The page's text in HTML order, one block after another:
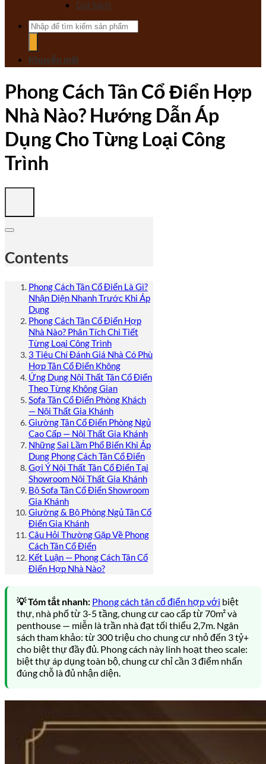
Giá Sách
Tìm
kiếm:
Khuyến mãi
Phong Cách Tân Cổ Điển Hợp
Nhà Nào? Hướng Dẫn Áp
Dụng Cho Từng Loại Công
Trình
Contents
Phong Cách Tân Cổ Điển Là Gì?
Nhận Diện Nhanh Trước Khi Áp
Dụng
Phong Cách Tân Cổ Điển Hợp
Nhà Nào? Phân Tích Chi Tiết
Từng Loại Công Trình
3 Tiêu Chí Đánh Giá Nhà Có Phù
Hợp Tân Cổ Điển Không
Ứng Dụng Nội Thất Tân Cổ Điển
Theo Từng Không Gian
Sofa Tân Cổ Điển Phòng Khách
— Nội Thất Gia Khánh
Giường Tân Cổ Điển Phòng Ngủ
Cao Cấp — Nội Thất Gia Khánh
Những Sai Lầm Phổ Biến Khi Áp
Dụng Phong Cách Tân Cổ Điển
Gợi Ý Nội Thất Tân Cổ Điển Tại
Showroom Nội Thất Gia Khánh
Bộ Sofa Tân Cổ Điển Showroom
Gia Khánh
Giường & Bộ Phòng Ngủ Tân Cổ
Điển Gia Khánh
Câu Hỏi Thường Gặp Về Phong
Cách Tân Cổ Điển
Kết Luận — Phong Cách Tân Cổ
Điển Hợp Nhà Nào?
💡 Tóm tắt nhanh: Phong cách tân cổ điển hợp với biệt
thự, nhà phố từ 3-5 tầng, chung cư cao cấp từ 70m² và
penthouse — miễn là trần nhà đạt tối thiểu 2,7m. Ngân
sách tham khảo: từ 300 triệu cho chung cư nhỏ đến 3 tỷ+
cho biệt thự đầy đủ. Phong cách này linh hoạt theo scale:
biệt thự áp dụng toàn bộ, chung cư chỉ cần 3 điểm nhấn
đúng chỗ là đủ nhận diện.